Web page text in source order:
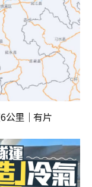
公里｜有片